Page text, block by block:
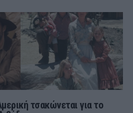
τσακώνεται για το